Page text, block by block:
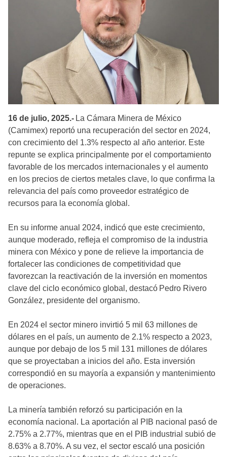
16 de julio, 2025.- La Cámara Minera de México
(Camimex) reportó una recuperación del sector en 2024,
con crecimiento del 1.3% respecto al año anterior. Este
repunte se explica principalmente por el comportamiento
favorable de los mercados internacionales y el aumento
en los precios de ciertos metales clave, lo que confirma la
relevancia del país como proveedor estratégico de
recursos para la economía global.
En su informe anual 2024, indicó que este crecimiento,
aunque moderado, refleja el compromiso de la industria
minera con México y pone de relieve la importancia de
fortalecer las condiciones de competitividad que
favorezcan la reactivación de la inversión en momentos
clave del ciclo económico global, destacó Pedro Rivero
González, presidente del organismo.
En 2024 el sector minero invirtió 5 mil 63 millones de
dólares en el país, un aumento de 2.1% respecto a 2023,
aunque por debajo de los 5 mil 131 millones de dólares
que se proyectaban a inicios del año. Esta inversión
correspondió en su mayoría a expansión y mantenimiento
de operaciones.
La minería también reforzó su participación en la
economía nacional. La aportación al PIB nacional pasó de
2.75% a 2.77%, mientras que en el PIB industrial subió de
8.63% a 8.70%. A su vez, el sector escaló una posición